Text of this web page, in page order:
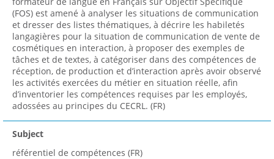
(FOS) est amené à analyser les situations de communication
et dresser des listes thématiques, à décrire les habiletés
langagières pour la situation de communication de vente de
cosmétiques en interaction, à proposer des exemples de
tâches et de textes, à catégoriser dans des compétences de
réception, de production et d’interaction après avoir observé
les activités exercées du métier en situation réelle, afin
d’inventorier les compétences requises par les employés,
adossées au principes du CECRL. (FR)
Subject
référentiel de compétences (FR)